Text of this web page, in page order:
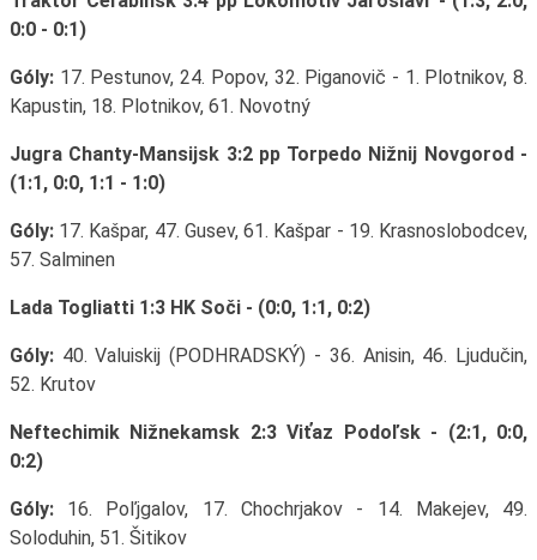
0:0 - 0:1)
Góly:17. Pestunov, 24. Popov, 32. Piganovič - 1. Plotnikov, 8.
Kapustin, 18. Plotnikov, 61. Novotný
Jugra Chanty-Mansijsk 3:2 pp Torpedo Nižnij Novgorod -
(1:1, 0:0, 1:1 - 1:0)
Góly:17. Kašpar, 47. Gusev, 61. Kašpar - 19. Krasnoslobodcev,
57. Salminen
Lada Togliatti 1:3 HK Soči - (0:0, 1:1, 0:2)
Góly:40. Valuiskij (PODHRADSKÝ) - 36. Anisin, 46. Ljudučin,
52. Krutov
Neftechimik Nižnekamsk 2:3 Viťaz Podoľsk - (2:1, 0:0,
0:2)
Góly:16. Poľjgalov, 17. Chochrjakov - 14. Makejev, 49.
Soloduhin, 51. Šitikov